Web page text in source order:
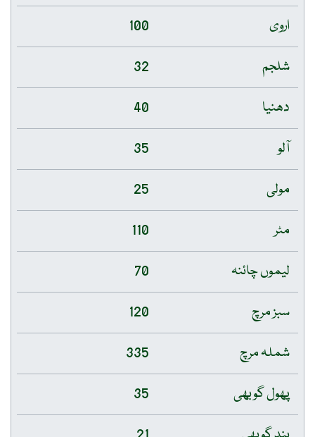
اروی
100
شلجم
32
دھنیا
40
آلو
35
مولی
25
مٹر
110
لیموں چائنہ
70
سبز مرچ
120
شملہ مرچ
335
پھول گوبھی
35